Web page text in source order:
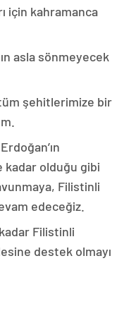
için kahramanca
asla sönmeyecek
tüm şehitlerimize bir
kadar olduğu gibi
Filistinli
edeceğiz.
Filistinli
destek olmayı